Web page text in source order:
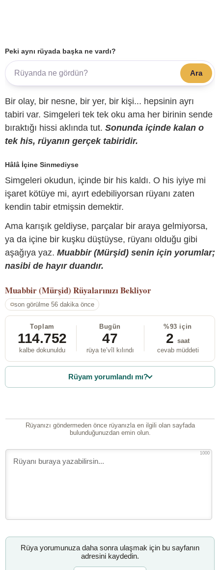
Peki aynı rüyada başka ne vardı?
Ara
Bir olay, bir nesne, bir yer, bir kişi... hepsinin ayrı
tabiri var. Simgeleri tek tek oku ama her birinin sende
bıraktığı hissi aklında tut. Sonunda içinde kalan o
tek his, rüyanın gerçek tabiridir.
Hâlâ İçine Sinmediyse
Simgeleri okudun, içinde bir his kaldı. O his iyiye mi
işaret kötüye mi, ayırt edebiliyorsan rüyanı zaten
kendin tabir etmişsin demektir.
Ama karışık geldiyse, parçalar bir araya gelmiyorsa,
ya da içine bir kuşku düştüyse, rüyanı olduğu gibi
aşağıya yaz. Muabbir (Mürşid) senin için yorumlar;
nasibi de hayır duandır.
Muabbir (Mürşid) Rüyalarınızı Bekliyor
son görülme 56 dakika önce
Toplam
114.752
kalbe dokunuldu
Bugün
47
rüya te’vîl kılındı
%93 için
2 saat
cevab müddeti
Rüyam yorumlandı mı?
Rüyanızı göndermeden önce rüyanızla en ilgili olan sayfada
bulunduğunuzdan emin olun.
1000
Rüya yorumunuza daha sonra ulaşmak için bu sayfanın
adresini kaydedin.